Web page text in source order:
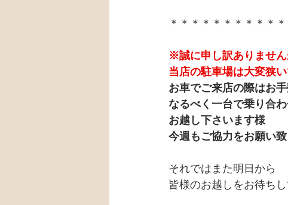
＊＊＊＊＊＊＊＊＊＊
※誠に申し訳ありません
当店の駐車場は大変狭い
お車でご来店の際はお
なるべく一台で乗り合
お越し下さいます様
今週もご協力をお願い致
それではまた明日から
皆様のお越しをお待ちし